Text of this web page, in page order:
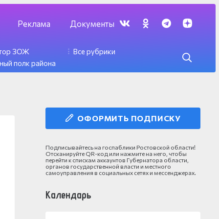
Реклама Документы
ЗОЖ
полк района
Все рубрики
ОФОРМИТЬ ПОДПИСКУ
Подписывайтесь на госпаблики Ростовской области!
Отсканируйте QR-код или нажмите на него, чтобы
перейти к спискам аккаунтов Губернатора области,
органов государственной власти и местного
самоуправления в социальных сетях и мессенджерах.
Календарь